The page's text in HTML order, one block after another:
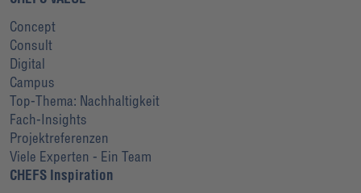
Concept
Consult
Digital
Campus
Top-Thema: Nachhaltigkeit
Fach-Insights
Projektreferenzen
Viele Experten - Ein Team
CHEFS Inspiration